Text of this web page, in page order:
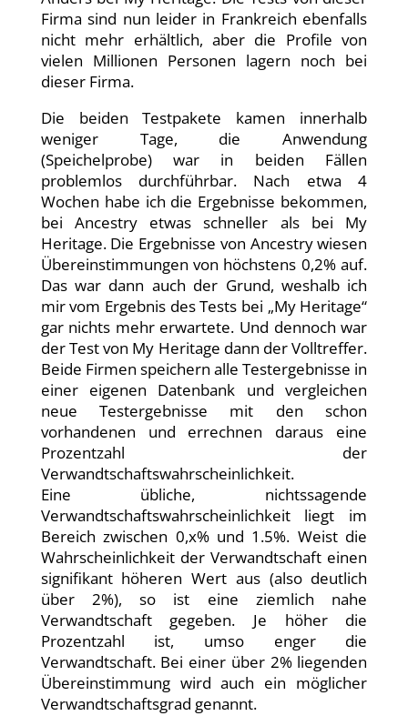
Firma sind nun leider in Frankreich ebenfalls
nicht mehr erhältlich, aber die Profile von
vielen Millionen Personen lagern noch bei
dieser Firma.
Die beiden Testpakete kamen innerhalb
weniger Tage, die Anwendung
(Speichelprobe) war in beiden Fällen
problemlos durchführbar. Nach etwa 4
Wochen habe ich die Ergebnisse bekommen,
bei Ancestry etwas schneller als bei My
Heritage. Die Ergebnisse von Ancestry wiesen
Übereinstimmungen von höchstens 0,2% auf.
Das war dann auch der Grund, weshalb ich
mir vom Ergebnis des Tests bei „My Heritage“
gar nichts mehr erwartete. Und dennoch war
der Test von My Heritage dann der Volltreffer.
Beide Firmen speichern alle Testergebnisse in
einer eigenen Datenbank und vergleichen
neue Testergebnisse mit den schon
vorhandenen und errechnen daraus eine
Prozentzahl der
Verwandtschaftswahrscheinlichkeit.
Eine übliche, nichtssagende
Verwandtschaftswahrscheinlichkeit liegt im
Bereich zwischen 0,x% und 1.5%. Weist die
Wahrscheinlichkeit der Verwandtschaft einen
signifikant höheren Wert aus (also deutlich
über 2%), so ist eine ziemlich nahe
Verwandtschaft gegeben. Je höher die
Prozentzahl ist, umso enger die
Verwandtschaft. Bei einer über 2% liegenden
Übereinstimmung wird auch ein möglicher
Verwandtschaftsgrad genannt.